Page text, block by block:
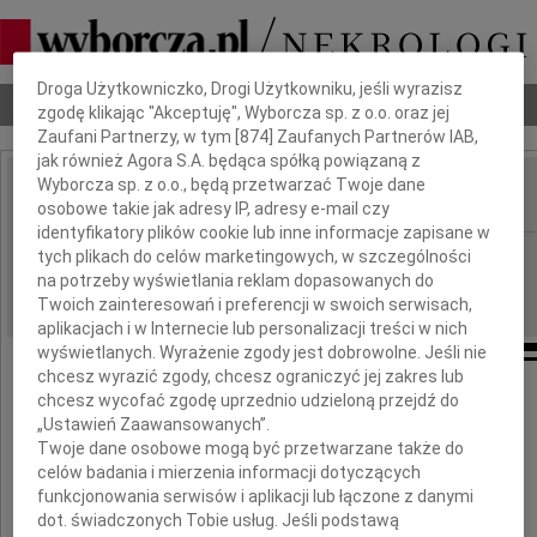
Nekrologi Odeszli Poradnik pogrzebowy
IMIĘ I NAZWISKO:
REGION: Łódź
DATA EMISJI: 01.07.2016
Ze smutkiem zawiadamiamy,
że dnia 30 maja 2016 roku odeszła od nas,
przeżywszy lat 77,
Dbamy o Twoją prywatność
Droga Użytkowniczko, Drogi Użytkowniku, jeśli wyrazisz
zgodę klikając "Akceptuję", Wyborcza sp. z o.o. oraz jej
Zaufani Partnerzy, w tym [874 ] Zaufanych Partnerów IAB,
jak również Agora S.A. będąca spółką powiązaną z
Wyborcza sp. z o.o., będą przetwarzać Twoje dane
osobowe takie jak adresy IP, adresy e-mail czy
identyfikatory plików cookie lub inne informacje zapisane w
tych plikach do celów marketingowych, w szczególności
na potrzeby wyświetlania reklam dopasowanych do
Twoich zainteresowań i preferencji w swoich serwisach,
aplikacjach i w Internecie lub personalizacji treści w nich
wyświetlanych. Wyrażenie zgody jest dobrowolne. Jeśli nie
chcesz wyrazić zgody, chcesz ograniczyć jej zakres lub
chcesz wycofać zgodę uprzednio udzieloną przejdź do
„Ustawień Zaawansowanych”.
Twoje dane osobowe mogą być przetwarzane także do
celów badania i mierzenia informacji dotyczących
funkcjonowania serwisów i aplikacji lub łączone z danymi
dot. świadczonych Tobie usług. Jeśli podstawą